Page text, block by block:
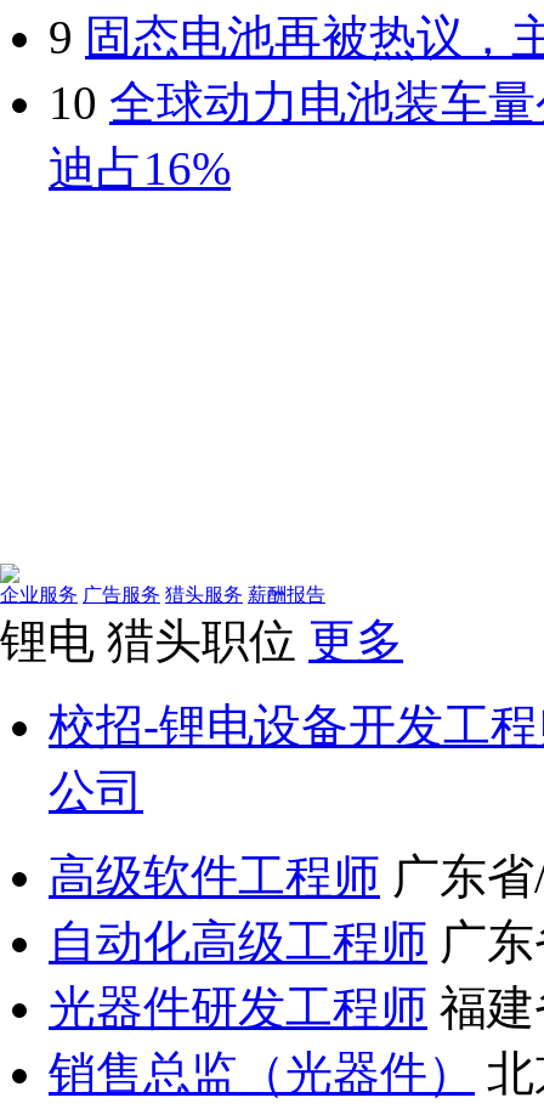
9 固态电池再被热议，
10 全球动力电池装车
迪占16%
企业服务 广告服务 猎头服务 薪酬报告
锂电 猎头职位 更多
校招-锂电设备开发工
公司
高级软件工程师 广东
自动化高级工程师 广
光器件研发工程师 福
销售总监（光器件）